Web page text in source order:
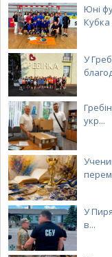
Юні
Кубка
У
укр...
У
в...